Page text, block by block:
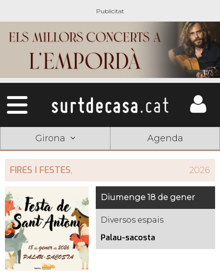
Girona Agenda
FIRES I FESTES, 2026
Diumenge 18 de gener
Diversos espais
Palau-sacosta